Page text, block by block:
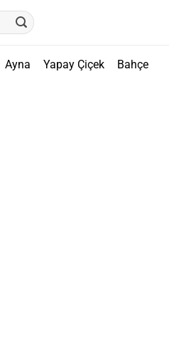
Ayna Yapay Çiçek Bahçe